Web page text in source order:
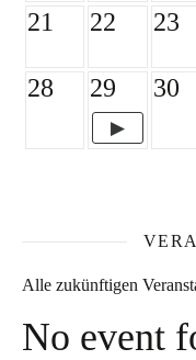
21 22 23
28 29 30
Alle zukünftigen
No event